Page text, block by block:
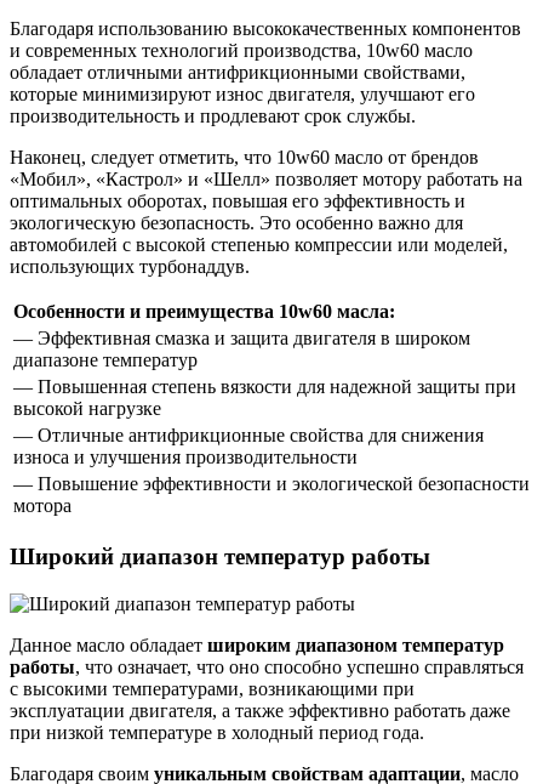
Благодаря использованию высококачественных компонентов
и современных технологий производства, 10w60 масло
обладает отличными антифрикционными свойствами,
которые минимизируют износ двигателя, улучшают его
производительность и продлевают срок службы.
Наконец, следует отметить, что 10w60 масло от брендов
«Мобил», «Кастрол» и «Шелл» позволяет мотору работать на
оптимальных оборотах, повышая его эффективность и
экологическую безопасность. Это особенно важно для
автомобилей с высокой степенью компрессии или моделей,
использующих турбонаддув.
Особенности и преимущества 10w60 масла:
— Эффективная смазка и защита двигателя в широком
диапазоне температур
— Повышенная степень вязкости для надежной защиты при
высокой нагрузке
— Отличные антифрикционные свойства для снижения
износа и улучшения производительности
— Повышение эффективности и экологической безопасности
мотора
Широкий диапазон температур работы
Данное масло обладает широким диапазоном температур
работы, что означает, что оно способно успешно справляться
с высокими температурами, возникающими при
эксплуатации двигателя, а также эффективно работать даже
при низкой температуре в холодный период года.
Благодаря своим уникальным свойствам адаптации, масло